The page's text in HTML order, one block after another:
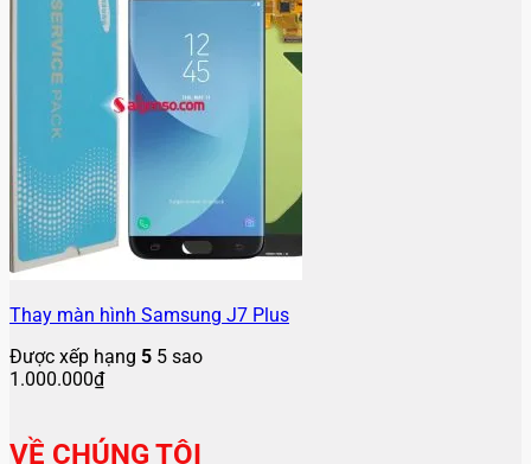
Thay màn hình Samsung J7 Plus
Được xếp hạng 5 5 sao
1.000.000₫
VỀ CHÚNG TÔI